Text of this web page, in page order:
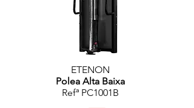
ETENON
Polea Alta Baixa
Refª PC1001B